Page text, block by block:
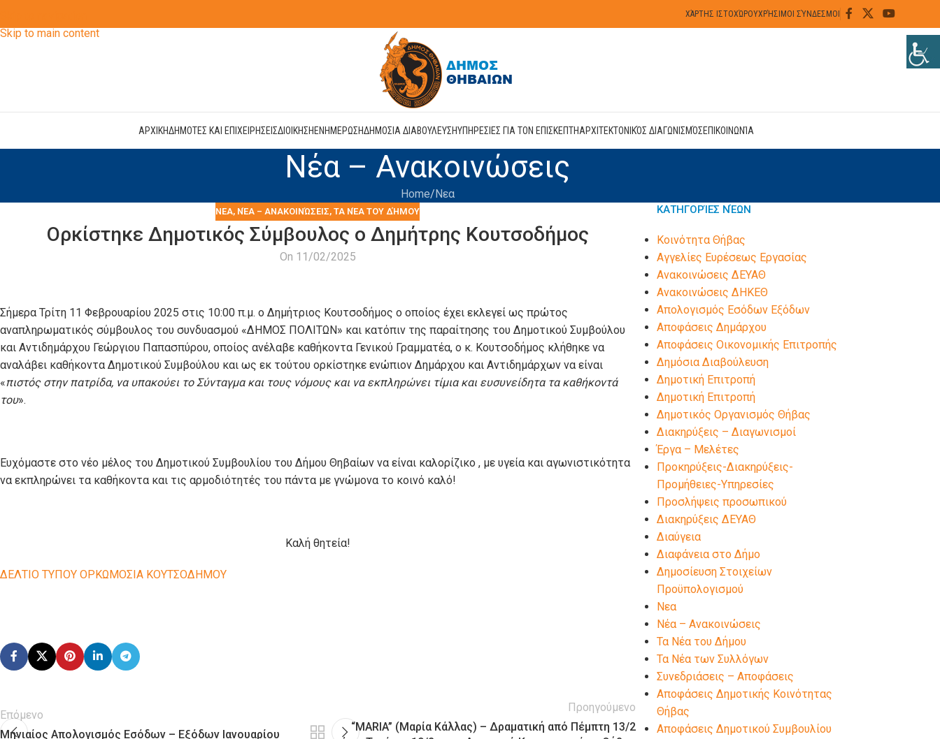
Skip to main content
ΧΆΡΤΗΣ ΙΣΤΟΧΏΡΟΥΧΡΉΣΙΜΟΙ ΣΎΝΔΕΣΜΟΙ
ΑΡΧΙΚΗΔΗΜΟΤΕΣ ΚΑΙ ΕΠΙΧΕΙΡΗΣΕΙΣΔΙΟΙΚΗΣΗΕΝΗΜΕΡΩΣΗΔΗΜΟΣΙΑ ΔΙΑΒΟΥΛΕΥΣΗΥΠΗΡΕΣΙΕΣ ΓΙΑ ΤΟΝ ΕΠΙΣΚΕΠΤΗΑΡΧΙΤΕΚΤΟΝΙΚΌΣ ΔΙΑΓΩΝΙΣΜΌΣΕΠΙΚΟΙΝΩΝΊΑ
Νέα – Ανακοινώσεις
Home Νεα
ΝΕΑ, ΝΈΑ – ΑΝΑΚΟΙΝΏΣΕΙΣ,ΤΑ ΝΈΑ ΤΟΥ ΔΉΜΟΥ
Ορκίστηκε Δημοτικός Σύμβουλος ο Δημήτρης Κουτσοδήμος
On 11/02/2025
Σήμερα Τρίτη 11 Φεβρουαρίου 2025 στις 10:00 π.μ. ο Δημήτριος Κουτσοδήμος ο οποίος έχει εκλεγεί ως πρώτος
αναπληρωματικός σύμβουλος του συνδυασμού «ΔΗΜΟΣ ΠΟΛΙΤΩΝ» και κατόπιν της παραίτησης του Δημοτικού Συμβούλου
και Αντιδημάρχου Γεώργιου Παπασπύρου, οποίος ανέλαβε καθήκοντα Γενικού Γραμματέα, ο κ. Κουτσοδήμος κλήθηκε να
αναλάβει καθήκοντα Δημοτικού Συμβούλου και ως εκ τούτου ορκίστηκε ενώπιον Δημάρχου και Αντιδημάρχων να είναι
«πιστός στην πατρίδα, να υπακούει το Σύνταγμα και τους νόμους και να εκπληρώνει τίμια και ευσυνείδητα τα καθήκοντά
του».
Ευχόμαστε στο νέο μέλος του Δημοτικού Συμβουλίου του Δήμου Θηβαίων να είναι καλορίζικο , με υγεία και αγωνιστικότητα
να εκπληρώνει τα καθήκοντα και τις αρμοδιότητές του πάντα με γνώμονα το κοινό καλό!
Καλή θητεία!
ΔΕΛΤΙΟ ΤΥΠΟΥ ΟΡΚΩΜΟΣΙΑ ΚΟΥΤΣΟΔΗΜΟΥ
Επόμενο
Μηνιαίος Απολογισμός Εσόδων – Εξόδων Ιανουαρίου
Προηγούμενο
“MARIA” (Μαρία Κάλλας) – Δραματική από Πέμπτη 13/2
ΚΑΤΗΓΟΡΊΕΣ ΝΈΩΝ
Kοινότητα Θήβας
Αγγελίες Ευρέσεως Εργασίας
Ανακοινώσεις ΔΕΥΑΘ
Ανακοινώσεις ΔΗΚΕΘ
Απολογισμός Εσόδων Εξόδων
Αποφάσεις Δημάρχου
Αποφάσεις Οικονομικής Επιτροπής
Δημόσια Διαβούλευση
Δημοτική Επιτροπή
Δημοτική Επιτροπή
Δημοτικός Οργανισμός Θήβας
Διακηρύξεις – Διαγωνισμοί
Έργα – Μελέτες
Προκηρύξεις-Διακηρύξεις-
Προμήθειες-Υπηρεσίες
Προσλήψεις προσωπικού
Διακηρύξεις ΔΕΥΑΘ
Διαύγεια
Διαφάνεια στο Δήμο
Δημοσίευση Στοιχείων
Προϋπολογισμού
Νεα
Νέα – Ανακοινώσεις
Τα Νέα του Δήμου
Τα Νέα των Συλλόγων
Συνεδριάσεις – Αποφάσεις
Αποφάσεις Δημοτικής Κοινότητας
Θήβας
Αποφάσεις Δημοτικού Συμβουλίου